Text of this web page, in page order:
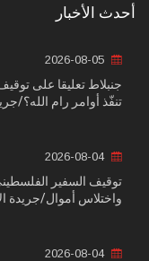
أحدث الأخبار
جنبلاط تعليقا على
تنفّذ أوامر رام الله؟/
2026-08-04
توقيف السفير
واختلاس أموال/جريدة
2026-08-04